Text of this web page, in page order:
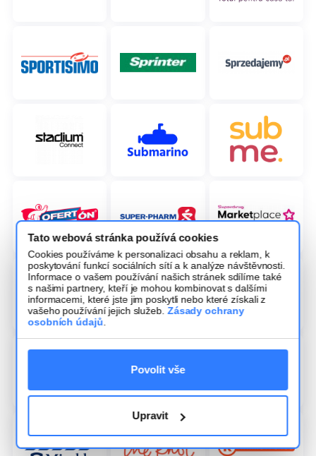
Tato webová stránka používá cookies
Cookies používáme k personalizaci obsahu a reklam, k
poskytování funkcí sociálních sítí a k analýze návštěvnosti.
Informace o vašem používání našich stránek sdílíme také
s našimi partnery, kteří je mohou kombinovat s dalšími
informacemi, které jste jim poskytli nebo které získali z
vašeho používání jejich služeb.Zásady ochrany
osobních údajů
Povolit vše
Upravit